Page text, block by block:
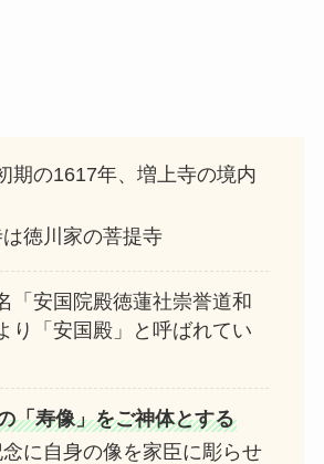
期の1617年、増上寺の境内
徳川家の菩提寺
「安国院殿徳蓮社崇誉道和
り「安国殿」と呼ばれてい
「寿像」をご神体とする
に自身の像を家臣に彫らせ